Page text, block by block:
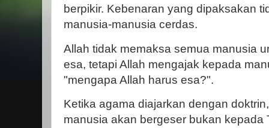
berpikir. Kebenaran yang dipaksakan
manusia-manusia cerdas.
Allah tidak memaksa semua manusia
esa, tetapi Allah mengajak kepada
"mengapa Allah harus esa?".
Ketika agama diajarkan dengan
manusia akan bergeser bukan kepada